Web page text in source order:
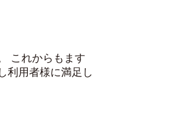
これからもます
利用者様に満足し